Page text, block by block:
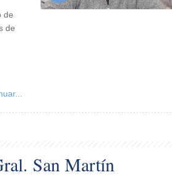
de
de
San Martín